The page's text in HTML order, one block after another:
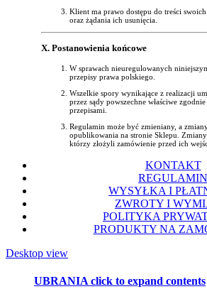
Klient ma prawo dostępu do treści
oraz żądania ich usunięcia.
X. Postanowienia końcowe
W sprawach nieuregulowanych
przepisy prawa polskiego.
Wszelkie spory wynikające z realizacji
przez sądy powszechne właściwe
przepisami.
Regulamin może być zmieniany, a
opublikowania na stronie Sklepu.
którzy złożyli zamówienie przed ich
KONTAKT
REGULAMIN
WYSYŁKA I
ZWROTY I
POLITYKA
PRODUKTY NA
Desktop view
UBRANIA click to expand contents